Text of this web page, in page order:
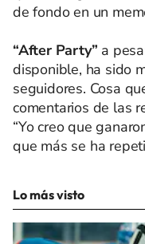
de fondo en un
“After Party” a
disponible, ha sido
seguidores. Cosa
comentarios de las
“Yo creo que
que más se ha
Lo más visto